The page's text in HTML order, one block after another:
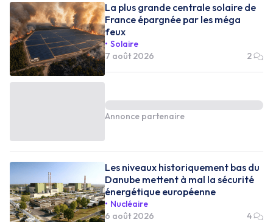
La plus grande centrale solaire de
France épargnée par les méga
feux
Solaire
7 août 2026
2
Annonce partenaire
Les niveaux historiquement bas du
Danube mettent à mal la sécurité
énergétique européenne
Nucléaire
6 août 2026
4